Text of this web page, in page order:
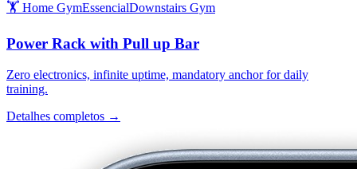
🏋️ Home GymEssencialDownstairs Gym
Power Rack with Pull up Bar
Zero electronics, infinite uptime, mandatory anchor for daily
training.
Detalhes completos →